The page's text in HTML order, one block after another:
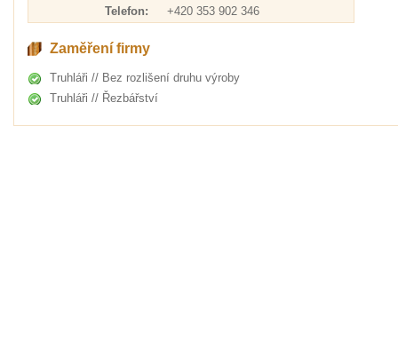
Telefon: +420 353 902 346
Zaměření firmy
Truhláři // Bez rozlišení druhu výroby
Truhláři // Řezbářství